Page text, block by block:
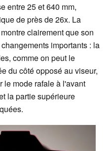
entre 25 et 640 mm,
de près de 26x. La
clairement que son
importants : la
comme on peut le
du côté opposé au viseur,
le mode rafale à l'avant
la partie supérieure